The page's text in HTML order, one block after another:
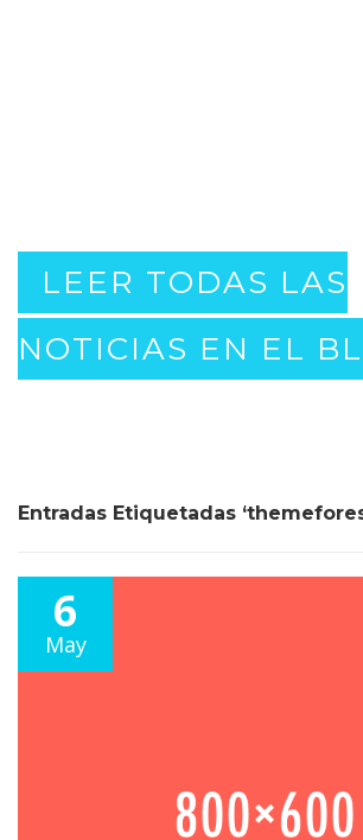
LEER TODAS LAS
NOTICIAS EN EL
Entradas Etiquetadas
6
May